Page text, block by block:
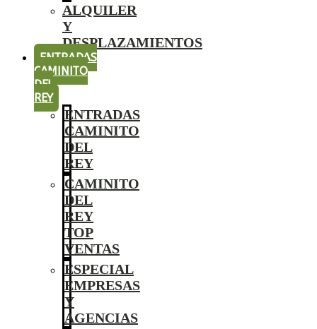
ALQUILER
Y
DESPLAZAMIENTOS
ENTRADAS
CAMINITO
DEL
REY
ENTRADAS
CAMINITO
DEL
REY
CAMINITO
DEL
REY
TOP
VENTAS
ESPECIAL
EMPRESAS
Y
AGENCIAS